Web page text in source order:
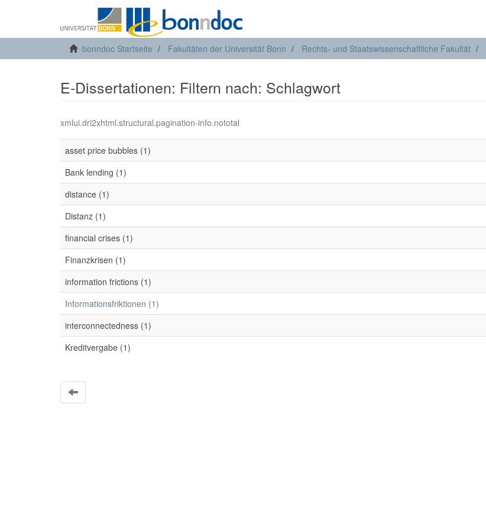
bonndoc Startseite Fakultäten der Universität Bonn Rechts- und Staatswissenschaftliche Fakultät
E-Dissertationen: Filtern nach: Schlagwort
xmlui.dri2xhtml.structural.pagination-info.nototal
asset price bubbles (1)
Bank lending (1)
distance (1)
Distanz (1)
financial crises (1)
Finanzkrisen (1)
information frictions (1)
Informationsfriktionen (1)
interconnectedness (1)
Kreditvergabe (1)